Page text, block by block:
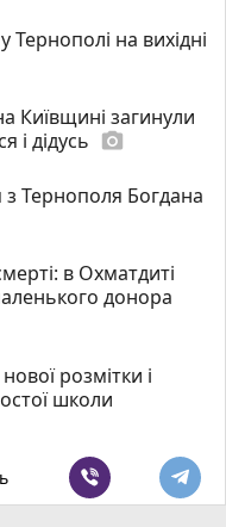
на вихідні
Київщині загинули
і дідусь photo_camera
Тернополя Богдана
в Охматдиті
донора
розмітки і
школи